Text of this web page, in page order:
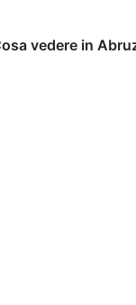
vedere in